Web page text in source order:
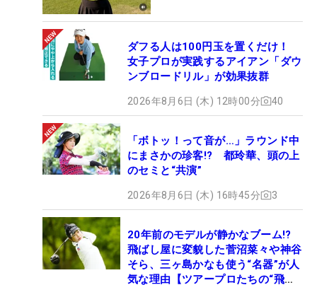
ダフる人は100円玉を置くだけ！
女子プロが実践するアイアン「ダウ
ンブロードリル」が効果抜群
2026年8月6日 (木) 12時00分 40
「ボトッ！って音が…」ラウンド中
にまさかの珍客!? 都玲華、頭の上
のセミと“共演”
2026年8月6日 (木) 16時45分 3
20年前のモデルが静かなブーム!?
飛ばし屋に変貌した菅沼菜々や神谷
そら、三ヶ島かなも使う“名器”が人
気な理由【ツアープロたちの“飛ば